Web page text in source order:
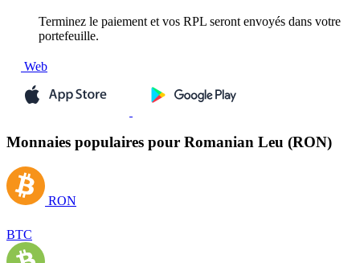
Terminez le paiement et vos RPL seront envoyés dans votre
portefeuille.
Web
Monnaies populaires pour Romanian Leu (RON)
RON
BTC